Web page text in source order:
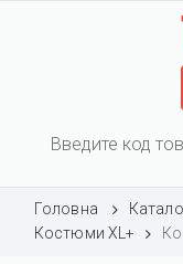
Головна
Костюми XL+